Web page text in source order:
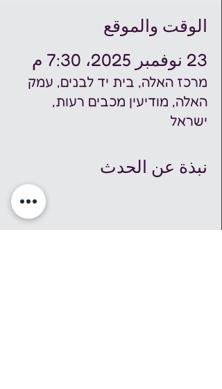
الوقت والموقع
23 نوفمبر 2025، 7:30 م
מרכז האלה, בית יד לבנים, עמק
האלה, מודיעין מכבים רעות,
ישראל
نبذة عن الحدث